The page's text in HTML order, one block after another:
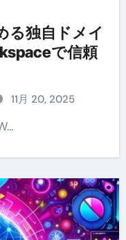
る独自ドメイ
で信頼
11月 20, 2025